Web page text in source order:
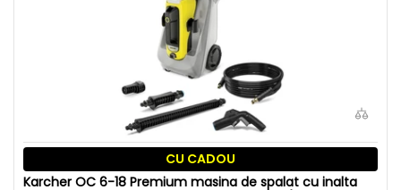
CU CADOU
Karcher OC 6-18 Premium masina de spalat cu inalta